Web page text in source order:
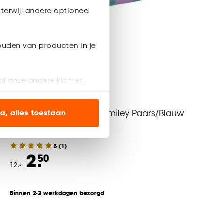
andere optioneel
van producten in je
onze andere klanten.
om alleen de
wel of niet te
alles toestaan
Tuinkussen/ Rolkussen Smiley Paars/Blauw
5 (1)
12.- 2.50
Binnen 2-3 werkdagen bezorgd